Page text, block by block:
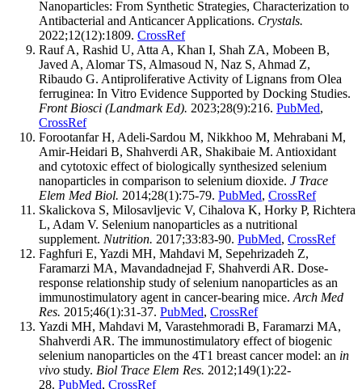
Nanoparticles: From Synthetic Strategies, Characterization to
Antibacterial and Anticancer Applications. Crystals.
2022;12(12):1809. CrossRef
Rauf A, Rashid U, Atta A, Khan I, Shah ZA, Mobeen B,
Javed A, Alomar TS, Almasoud N, Naz S, Ahmad Z,
Ribaudo G. Antiproliferative Activity of Lignans from Olea
ferruginea: In Vitro Evidence Supported by Docking Studies.
Front Biosci (Landmark Ed). 2023;28(9):216. PubMed,
CrossRef
Forootanfar H, Adeli-Sardou M, Nikkhoo M, Mehrabani M,
Amir-Heidari B, Shahverdi AR, Shakibaie M. Antioxidant
and cytotoxic effect of biologically synthesized selenium
nanoparticles in comparison to selenium dioxide. J Trace
Elem Med Biol. 2014;28(1):75-79. PubMed, CrossRef
Skalickova S, Milosavljevic V, Cihalova K, Horky P, Richtera
L, Adam V. Selenium nanoparticles as a nutritional
supplement. Nutrition. 2017;33:83-90. PubMed, CrossRef
Faghfuri E, Yazdi MH, Mahdavi M, Sepehrizadeh Z,
Faramarzi MA, Mavandadnejad F, Shahverdi AR. Dose-
response relationship study of selenium nanoparticles as an
immunostimulatory agent in cancer-bearing mice. Arch Med
Res. 2015;46(1):31-37. PubMed, CrossRef
Yazdi MH, Mahdavi M, Varastehmoradi B, Faramarzi MA,
Shahverdi AR. The immunostimulatory effect of biogenic
selenium nanoparticles on the 4T1 breast cancer model: an in
vivo study. Biol Trace Elem Res. 2012;149(1):22-
28. PubMed, CrossRef